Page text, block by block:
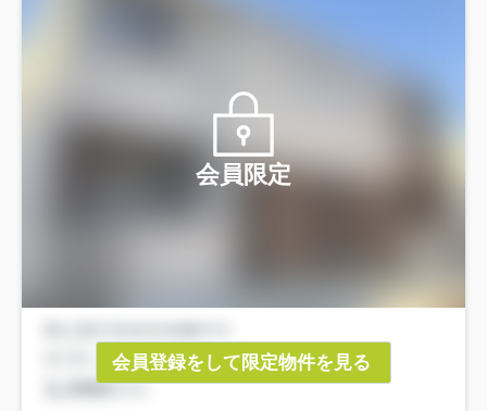
会員限定
会員登録をして限定物件を見る